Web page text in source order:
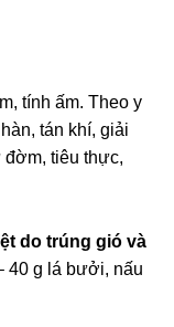
tính ấm. Theo y
tán khí, giải
đờm, tiêu thực,
do trúng gió và
40 g lá bưởi, nấu